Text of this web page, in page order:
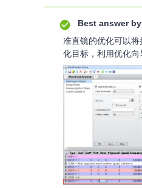
Best answer by
准直镜的优化可以
化目标，利用优化向